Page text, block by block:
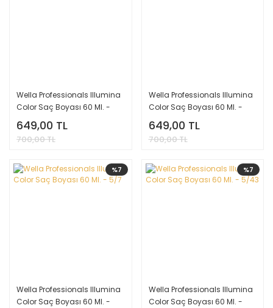
Wella Professionals Illumina
Color Saç Boyası 60 Ml. -
7/31
649,00 TL
700,00 TL
Wella Professionals Illumina
Color Saç Boyası 60 Ml. -
6/16
649,00 TL
700,00 TL
%7
Wella Professionals Illumina
Color Saç Boyası 60 Ml. -
%7
Wella Professionals Illumina
Color Saç Boyası 60 Ml. -